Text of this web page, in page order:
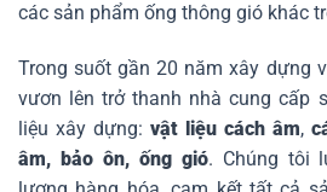
các sản phẩm ống thông gió khác
Trong suốt gần 20 năm xây dựng
vươn lên trở thanh nhà cung cấp
liệu xây dựng: vật liệu cách âm,
âm, bảo ôn, ống gió. Chúng tôi